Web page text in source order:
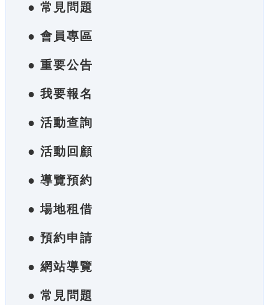
● 常見問題
● 會員專區
● 重要公告
● 我要報名
● 活動查詢
● 活動回顧
● 導覽預約
● 場地租借
● 預約申請
● 網站導覽
● 常見問題